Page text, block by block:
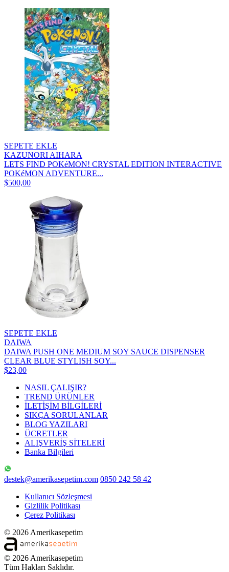
SEPETE EKLE
KAZUNORI AIHARA
LETS FIND POKéMON! CRYSTAL EDITION INTERACTIVE
POKéMON ADVENTURE...
$500,00
SEPETE EKLE
DAIWA
DAIWA PUSH ONE MEDIUM SOY SAUCE DISPENSER
CLEAR BLUE STYLISH SOY...
$23,00
NASIL ÇALIŞIR?
TREND ÜRÜNLER
İLETİŞİM BİLGİLERİ
SIKÇA SORULANLAR
BLOG YAZILARI
ÜCRETLER
ALIŞVERİŞ SİTELERİ
Banka Bilgileri
destek@amerikasepetim.com 0850 242 58 42
Kullanıcı Sözleşmesi
Gizlilik Politikası
Çerez Politikası
© 2026 Amerikasepetim
© 2026 Amerikasepetim
Tüm Hakları Saklıdır.